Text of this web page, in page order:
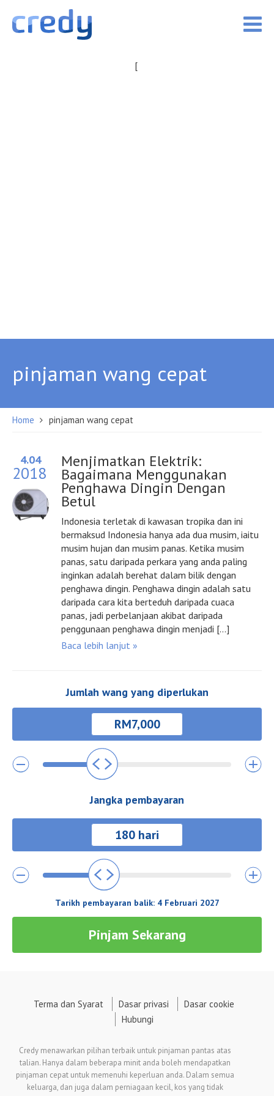
pinjaman wang cepat
Home pinjaman wang cepat
4.04
2018
Menjimatkan Elektrik:
Bagaimana Menggunakan
Penghawa Dingin Dengan
Betul
Indonesia terletak di kawasan tropika dan ini
bermaksud Indonesia hanya ada dua musim, iaitu
musim hujan dan musim panas. Ketika musim
panas, satu daripada perkara yang anda paling
inginkan adalah berehat dalam bilik dengan
penghawa dingin. Penghawa dingin adalah satu
daripada cara kita berteduh daripada cuaca
panas, jadi perbelanjaan akibat daripada
penggunaan penghawa dingin menjadi […]
Baca lebih lanjut »
Jumlah wang yang diperlukan
Jangka pembayaran
Tarikh pembayaran balik: 4 Februari 2027
Pinjam Sekarang
Terma dan Syarat Dasar privasi
Dasar cookie
Hubungi
Credy menawarkan pilihan terbaik untuk pinjaman pantas atas
talian. Hanya dalam beberapa minit anda boleh mendapatkan
pinjaman cepat untuk memenuhi keperluan anda. Dalam semua
keluarga, dan juga dalam perniagaan kecil, kos yang tidak